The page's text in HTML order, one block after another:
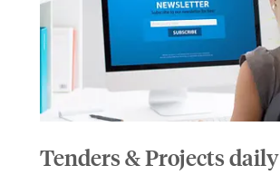
Tenders & Projects daily